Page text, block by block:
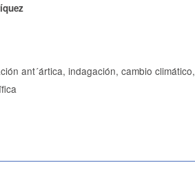
ant´ártica, indagación, cambio climático,